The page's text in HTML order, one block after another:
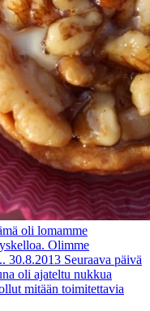
oli lomamme
Olimme
30.8.2013 Seuraava päivä
oli ajateltu nukkua
mitään toimitettavia